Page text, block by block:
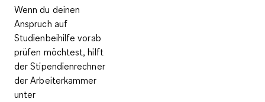
Wenn du deinen
Anspruch auf
Studienbeihilfe vorab
prüfen möchtest, hilft
derStipendienrechner
der Arbeiterkammer
unter